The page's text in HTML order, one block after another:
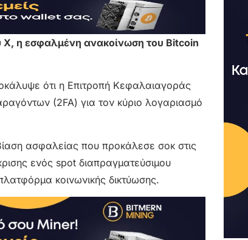
X, η εσφαλμένη ανακοίνωση του Bitcoin
ότι η Επιτροπή Κεφαλαιαγοράς
(2FA) για τον κύριο λογαριασμό
ασφαλείας που προκάλεσε σοκ στις
ενός spot διαπραγματεύσιμου
κοινωνικής δικτύωσης.